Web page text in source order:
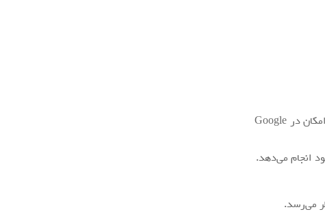
قابل دسترسی است. این امکان در Google
انجام می‌دهد.
می‌رسد.